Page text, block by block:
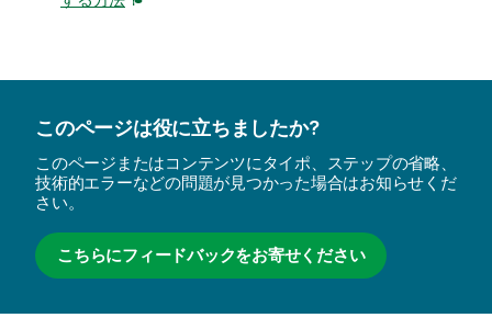
このページは役に立ちましたか?
このページまたはコンテンツにタイポ、ステップの省略、
技術的エラーなどの問題が見つかった場合はお知らせくだ
さい。
こちらにフィードバックをお寄せください